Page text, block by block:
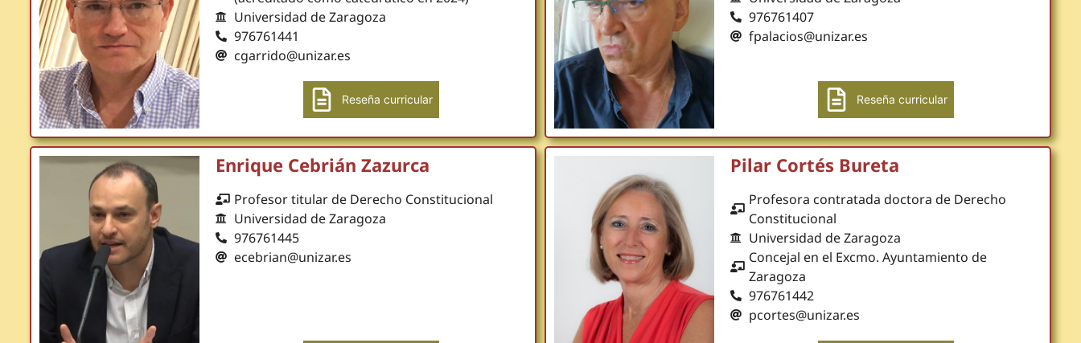
Universidad de Zaragoza
976761441
cgarrido@unizar.es
Reseña curricular
976761407
fpalacios@unizar.es
Reseña curricular
Enrique Cebrián Zazurca
Profesor titular de Derecho Constitucional
Universidad de Zaragoza
976761445
ecebrian@unizar.es
Pilar Cortés Bureta
Profesora contratada doctora de Derecho
Constitucional
Universidad de Zaragoza
Concejal en el Excmo. Ayuntamiento de
Zaragoza
976761442
pcortes@unizar.es